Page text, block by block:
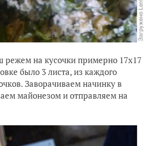
на кусочки примерно 17х17
было 3 листа, из каждого
Заворачиваем начинку в
майонезом и отправляем на